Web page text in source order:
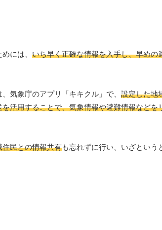
には、 いち早く正確な情報を入手し、早めの
気象庁のアプリ「キキクル」で、 設定した地
を活用することで、気象情報や避難情報などを
住民との情報共有も忘れずに行い、いざという